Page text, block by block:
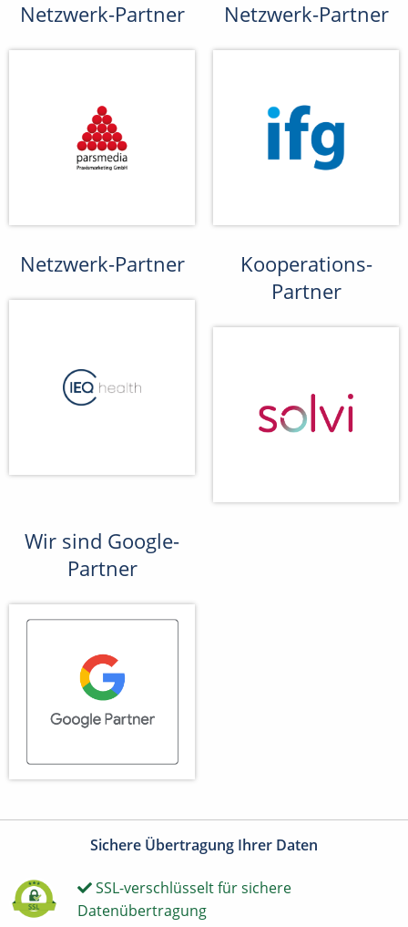
Netzwerk-Partner Netzwerk-Partner
Netzwerk-Partner
Kooperations-
Partner
Wir sind Google-
Partner
Sichere Übertragung Ihrer Daten
SSL-verschlüsselt für sichere
Datenübertragung